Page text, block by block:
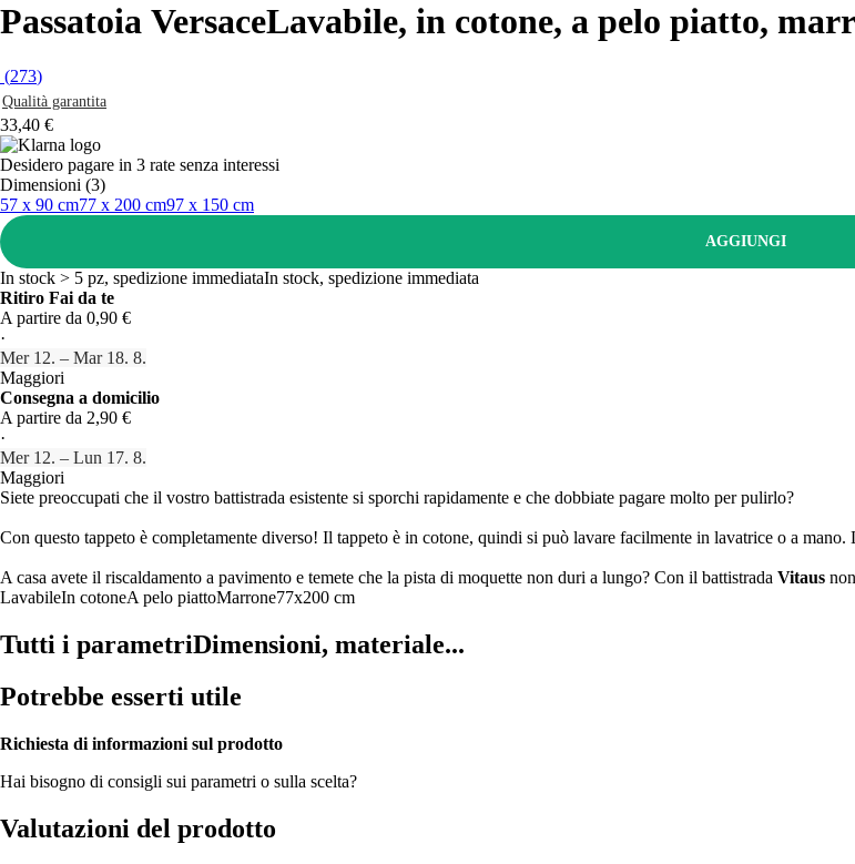
Passatoia VersaceLavabile, in cotone, a pelo piatto,
(273)
Qualità garantita
33,40 €
Desidero pagare in 3 rate senza interessi
Dimensioni (3)
57 x 90 cm77 x 200 cm97 x 150 cm
AGGIUNGI
In stock > 5 pz, spedizione immediataIn stock, spedizione immediata
Ritiro Fai da te
A partire da 0,90 €
·
Mer 12. – Mar 18. 8.
Maggiori
Consegna a domicilio
A partire da 2,90 €
·
Mer 12. – Lun 17. 8.
Maggiori
Siete preoccupati che il vostro battistrada esistente si sporchi rapidamente e che dobbiate pagare molto per pulirlo?
Con questo tappeto è completamente diverso! Il tappeto è in cotone, quindi si può lavare facilmente in lavatrice o a
A casa avete il riscaldamento a pavimento e temete che la pista di moquette non duri a lungo? Con il battistrada Vitaus
LavabileIn cotoneA pelo piattoMarrone77x200 cm
Tutti i parametriDimensioni, materiale...
Potrebbe esserti utile
Richiesta di informazioni sul prodotto
Hai bisogno di consigli sui parametri o sulla scelta?
Valutazioni del prodotto